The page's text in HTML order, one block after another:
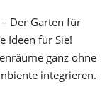
Der Garten für
Ideen für Sie!
ganz ohne
integrieren.